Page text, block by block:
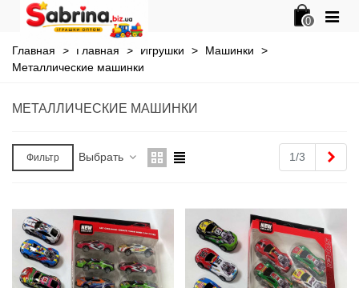
0
Главная > Главная > Игрушки > Машинки
>
Металлические машинки
МЕТАЛЛИЧЕСКИЕ МАШИНКИ
Фильтр Выбрать 1/3